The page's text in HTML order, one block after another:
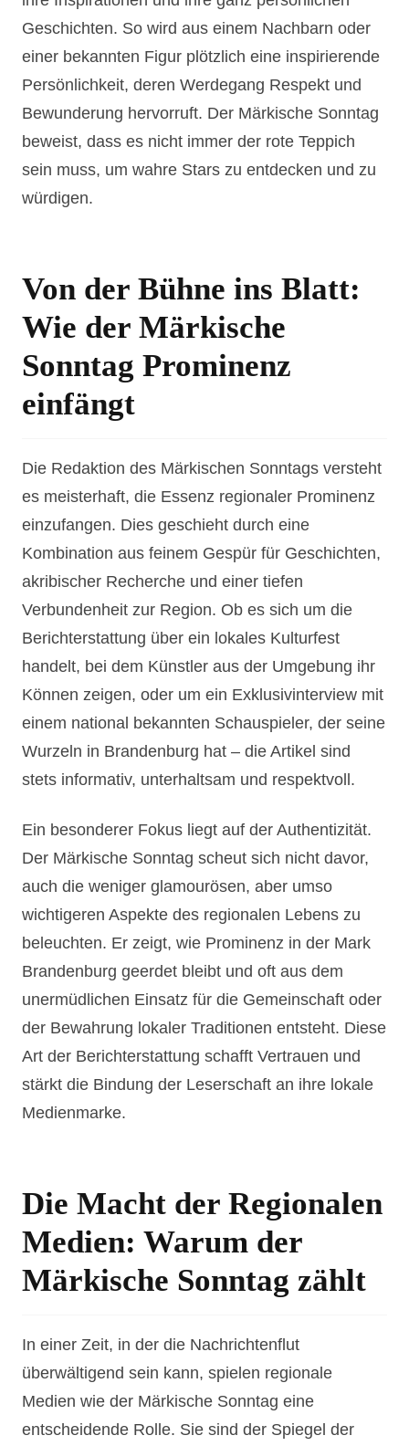
Geschichten. So wird aus einem Nachbarn oder
einer bekannten Figur plötzlich eine inspirierende
Persönlichkeit, deren Werdegang Respekt und
Bewunderung hervorruft. Der Märkische Sonntag
beweist, dass es nicht immer der rote Teppich
sein muss, um wahre Stars zu entdecken und zu
würdigen.
Von der Bühne ins Blatt:
Wie der Märkische
Sonntag Prominenz
einfängt
Die Redaktion des Märkischen Sonntags versteht
es meisterhaft, die Essenz regionaler Prominenz
einzufangen. Dies geschieht durch eine
Kombination aus feinem Gespür für Geschichten,
akribischer Recherche und einer tiefen
Verbundenheit zur Region. Ob es sich um die
Berichterstattung über ein lokales Kulturfest
handelt, bei dem Künstler aus der Umgebung ihr
Können zeigen, oder um ein Exklusivinterview mit
einem national bekannten Schauspieler, der seine
Wurzeln in Brandenburg hat – die Artikel sind
stets informativ, unterhaltsam und respektvoll.
Ein besonderer Fokus liegt auf der Authentizität.
Der Märkische Sonntag scheut sich nicht davor,
auch die weniger glamourösen, aber umso
wichtigeren Aspekte des regionalen Lebens zu
beleuchten. Er zeigt, wie Prominenz in der Mark
Brandenburg geerdet bleibt und oft aus dem
unermüdlichen Einsatz für die Gemeinschaft oder
der Bewahrung lokaler Traditionen entsteht. Diese
Art der Berichterstattung schafft Vertrauen und
stärkt die Bindung der Leserschaft an ihre lokale
Medienmarke.
Die Macht der Regionalen
Medien: Warum der
Märkische Sonntag zählt
In einer Zeit, in der die Nachrichtenflut
überwältigend sein kann, spielen regionale
Medien wie der Märkische Sonntag eine
entscheidende Rolle. Sie sind der Spiegel der